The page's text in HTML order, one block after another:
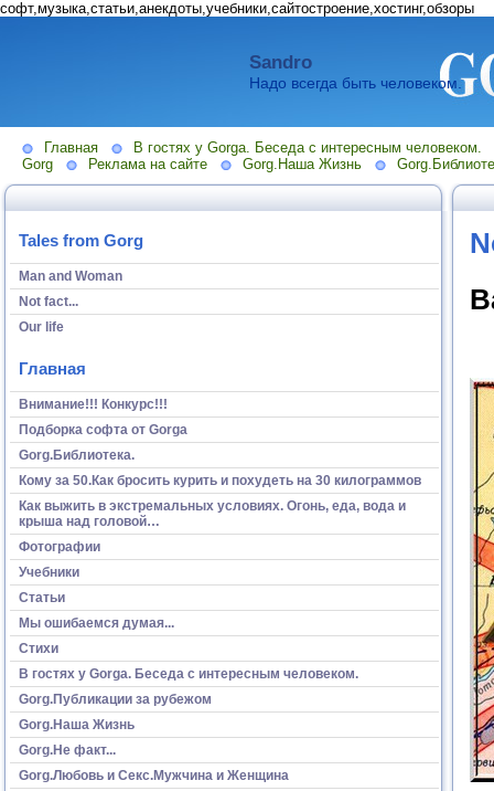
софт,музыка,статьи,анекдоты,учебники,сайтостроение,хостинг,обзоры
Sandro
Надо всегда быть человеком.
Главная
В гостях у Gorga. Беседа с интересным человеком.
Gorg
Реклама на сайте Gorg.Наша Жизнь
Tales from Gorg
Man and Woman
Not fact...
Our life
Главная
Внимание!!! Конкурс!!!
Подборка софта от Gorga
Gorg.Библиотека.
Кому за 50.Как бросить курить и похудеть на 30 килограммов
Как выжить в экстремальных условиях. Огонь, еда, вода и
крыша над головой…
Фотографии
Учебники
Статьи
Мы ошибаемся думая...
Стихи
В гостях у Gorga. Беседа с интересным человеком.
Gorg.Публикации за рубежом
Gorg.Наша Жизнь
Gorg.Не факт...
Gorg.Любовь и Секс.Мужчина и Женщина